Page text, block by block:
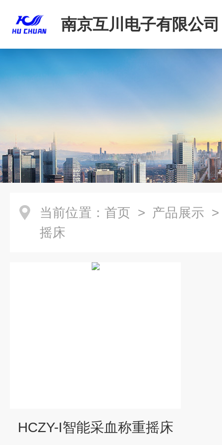
南京互川电子有限公司
当前位置： 首页 > 产品展示
摇床
HCZY-I智能采血称重摇床